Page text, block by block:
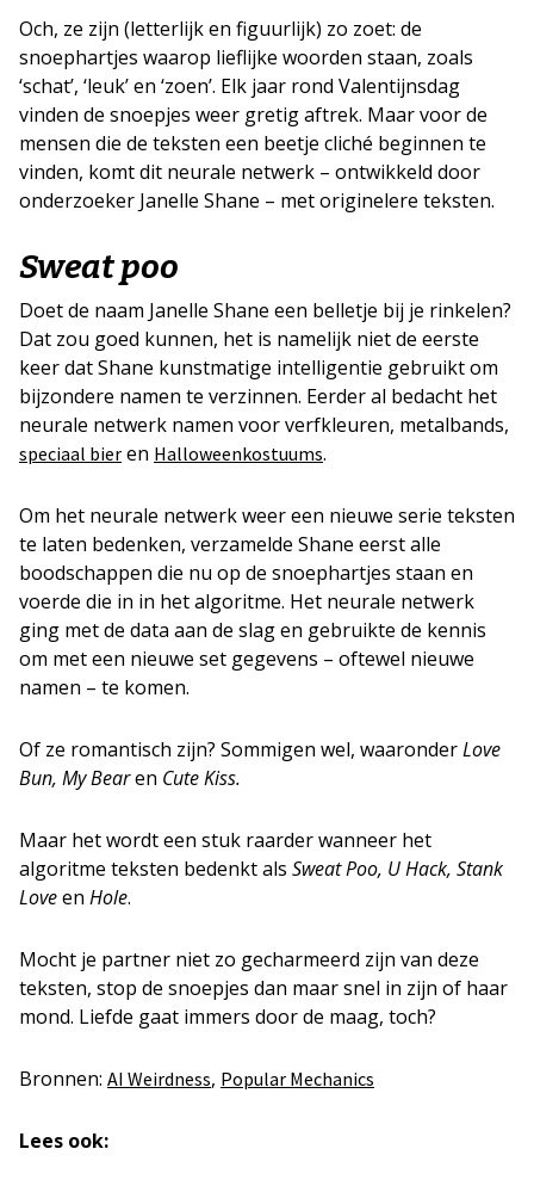
Och, ze zijn (letterlijk en figuurlijk) zo zoet: de
snoephartjes waarop lieflijke woorden staan, zoals
‘schat’, ‘leuk’ en ‘zoen’. Elk jaar rond Valentijnsdag
vinden de snoepjes weer gretig aftrek. Maar voor de
mensen die de teksten een beetje cliché beginnen te
vinden, komt dit neurale netwerk – ontwikkeld door
onderzoeker Janelle Shane – met originelere teksten.
Sweat poo
Doet de naam Janelle Shane een belletje bij je rinkelen?
Dat zou goed kunnen, het is namelijk niet de eerste
keer dat Shane kunstmatige intelligentie gebruikt om
bijzondere namen te verzinnen. Eerder al bedacht het
neurale netwerk namen voor verfkleuren, metalbands,
speciaal bier en Halloweenkostuums.
Om het neurale netwerk weer een nieuwe serie teksten
te laten bedenken, verzamelde Shane eerst alle
boodschappen die nu op de snoephartjes staan en
voerde die in in het algoritme. Het neurale netwerk
ging met de data aan de slag en gebruikte de kennis
om met een nieuwe set gegevens – oftewel nieuwe
namen – te komen.
Of ze romantisch zijn? Sommigen wel, waaronderLove
Bun, My Bearen Cute Kiss.
Maar het wordt een stuk raarder wanneer het
algoritme teksten bedenkt als Sweat Poo, U Hack, Stank
Loveen Hole.
Mocht je partner niet zo gecharmeerd zijn van deze
teksten, stop de snoepjes dan maar snel in zijn of haar
mond. Liefde gaat immers door de maag, toch?
Bronnen: AI Weirdness, Popular Mechanics
Lees ook: